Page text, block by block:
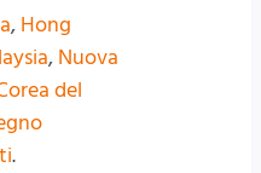
, Hong
, Nuova
del
.